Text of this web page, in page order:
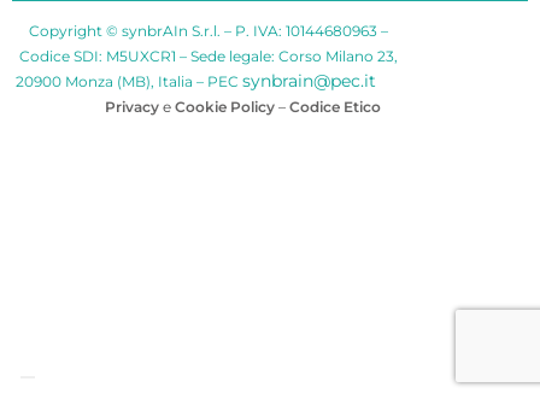
Copyright © synbrAIn S.r.l. – P. IVA: 10144680963 –
Codice SDI: M5UXCR1 – Sede legale: Corso Milano 23,
20900 Monza (MB), Italia – PEC synbrain@pec.it
Privacy e Cookie Policy – Codice Etico